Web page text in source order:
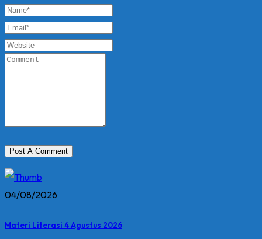
04/08/2026
Materi Literasi 4 Agustus 2026